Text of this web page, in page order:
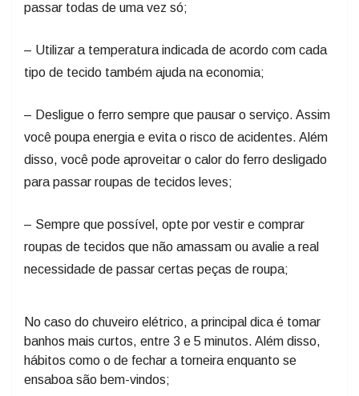
passar todas de uma vez só;
– Utilizar a temperatura indicada de acordo com cada
tipo de tecido também ajuda na economia;
– Desligue o ferro sempre que pausar o serviço. Assim
você poupa energia e evita o risco de acidentes. Além
disso, você pode aproveitar o calor do ferro desligado
para passar roupas de tecidos leves;
– Sempre que possível, opte por vestir e comprar
roupas de tecidos que não amassam ou avalie a real
necessidade de passar certas peças de roupa;
No caso do chuveiro elétrico, a principal dica é tomar
banhos mais curtos, entre 3 e 5 minutos. Além disso,
hábitos como o de fechar a torneira enquanto se
ensaboa são bem-vindos;